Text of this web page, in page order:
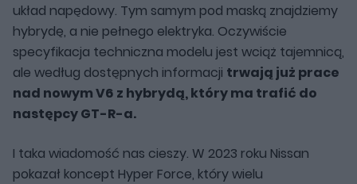
układ napędowy. Tym samym pod maską znajdziemy
hybrydę, a nie pełnego elektryka. Oczywiście
specyfikacja techniczna modelu jest wciąż tajemnicą,
ale według dostępnych informacji trwają już prace
nad nowym V6 z hybrydą, który ma trafić do
następcy GT-R-a.
I taka wiadomość nas cieszy. W 2023 roku Nissan
pokazał koncept Hyper Force, który wielu